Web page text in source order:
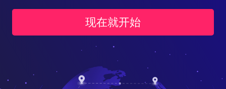
现在就开始